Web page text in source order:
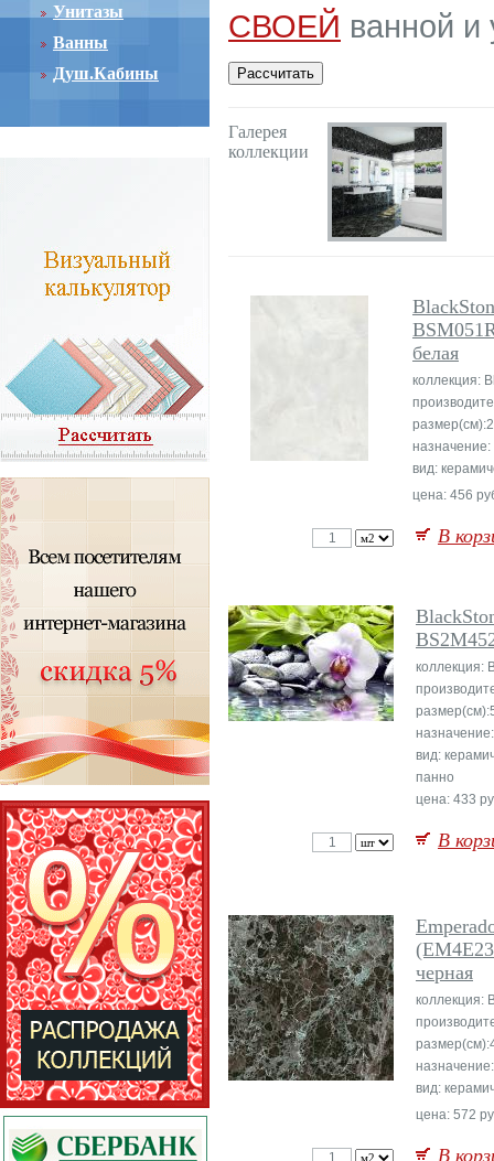
Унитазы
Ванны
Душ.Кабины
СВОЕЙ ванной и
Галерея
коллекции
белая
коллекция:
вид:
цена: 456
В
коллекция:
вид:
панно
цена: 433
В
черная
коллекция:
вид:
цена: 572
В